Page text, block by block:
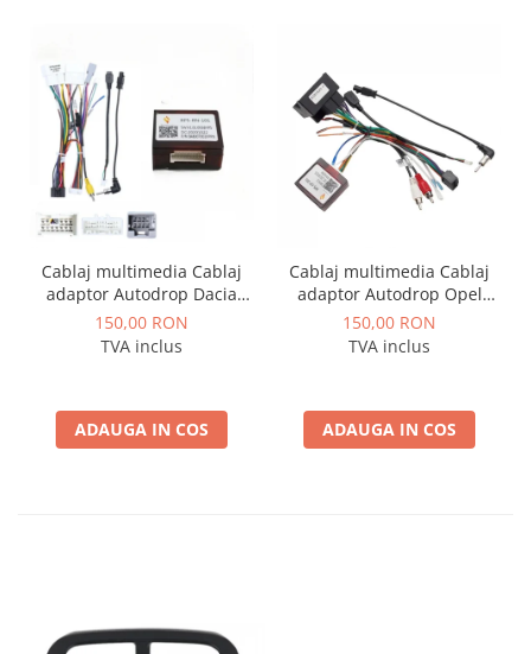
Cablaj multimedia Cablaj
adaptor Autodrop Dacia
Logan / Sandero pentru
Navigatii multimedia
150,00 RON
TVA inclus
ADAUGA IN COS
Cablaj multimedia Cablaj
adaptor Autodrop Opel
pentru Navigatii
multimedia Android
150,00 RON
TVA inclus
ADAUGA IN COS